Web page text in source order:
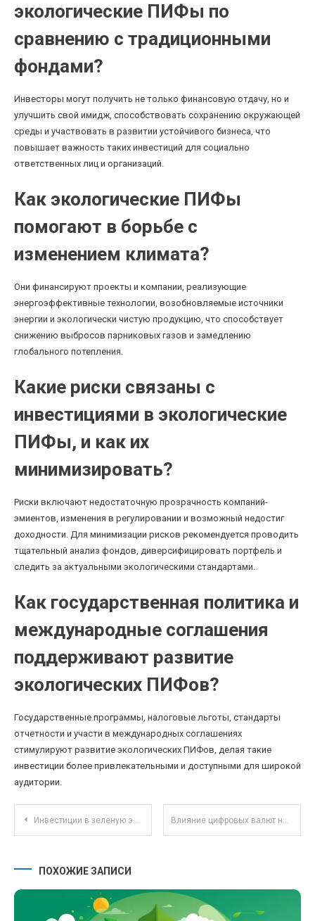
экологические ПИФы по
сравнению с традиционными
фондами?
Инвесторы могут получить не только финансовую отдачу, но и
улучшить свой имидж, способствовать сохранению окружающей
среды и участвовать в развитии устойчивого бизнеса, что
повышает важность таких инвестиций для социально
ответственных лиц и организаций.
Как экологические ПИФы
помогают в борьбе с
изменением климата?
Они финансируют проекты и компании, реализующие
энергоэффективные технологии, возобновляемые источники
энергии и экологически чистую продукцию, что способствует
снижению выбросов парниковых газов и замедлению
глобального потепления.
Какие риски связаны с
инвестициями в экологические
ПИФы, и как их
минимизировать?
Риски включают недостаточную прозрачность компаний-
эмиентов, изменения в регулировании и возможный недостиг
доходности. Для минимизации рисков рекомендуется проводить
тщательный анализ фондов, диверсифицировать портфель и
следить за актуальными экологическими стандартами.
Как государственная политика и
международные соглашения
поддерживают развитие
экологических ПИФов?
Государственные программы, налоговые льготы, стандарты
отчетности и участи в международных соглашениях
стимулируют развитие экологических ПИФов, делая такие
инвестиции более привлекательными и доступными для широкой
аудитории.
Навигация по записям
Инвестиции в зеленую энергетику: реальные кейсы успешных проектов и их финансирование Влияние цифровых валют на налоговое законодательство: новые правила и риски для граждан и бизнеса
ПОХОЖИЕ ЗАПИСИ